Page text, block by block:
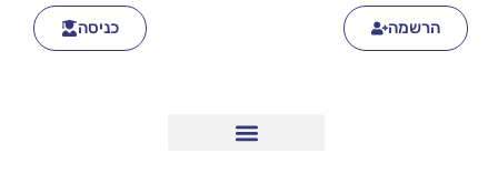
הרשמה כניסה